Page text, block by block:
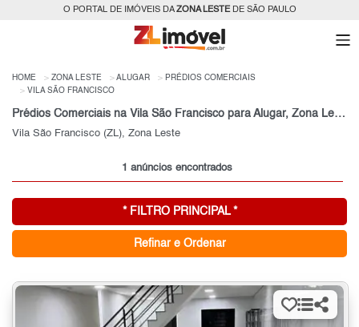
O PORTAL DE IMÓVEIS DAZONA LESTEDE SÃO PAULO
HOME ZONA LESTE ALUGAR
PRÉDIOS COMERCIAIS
VILA SÃO FRANCISCO
Prédios Comerciais na Vila São Francisco para Alugar, Zona Leste de São Paulo, SP
Vila São Francisco (ZL), Zona Leste
1 anúncios encontrados
* FILTRO PRINCIPAL *
Refinar e Ordenar